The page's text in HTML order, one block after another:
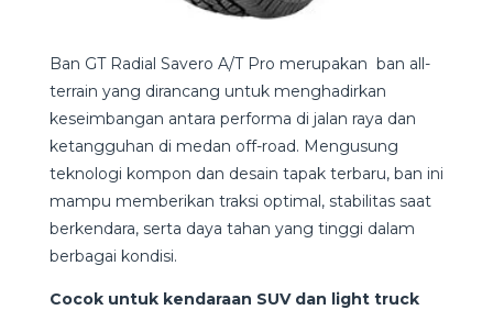
Ban GT Radial Savero A/T Pro merupakan ban all-
terrain yang dirancang untuk menghadirkan
keseimbangan antara performa di jalan raya dan
ketangguhan di medan off-road. Mengusung
teknologi kompon dan desain tapak terbaru, ban ini
mampu memberikan traksi optimal, stabilitas saat
berkendara, serta daya tahan yang tinggi dalam
berbagai kondisi.
Cocok untuk kendaraan SUV dan light truck